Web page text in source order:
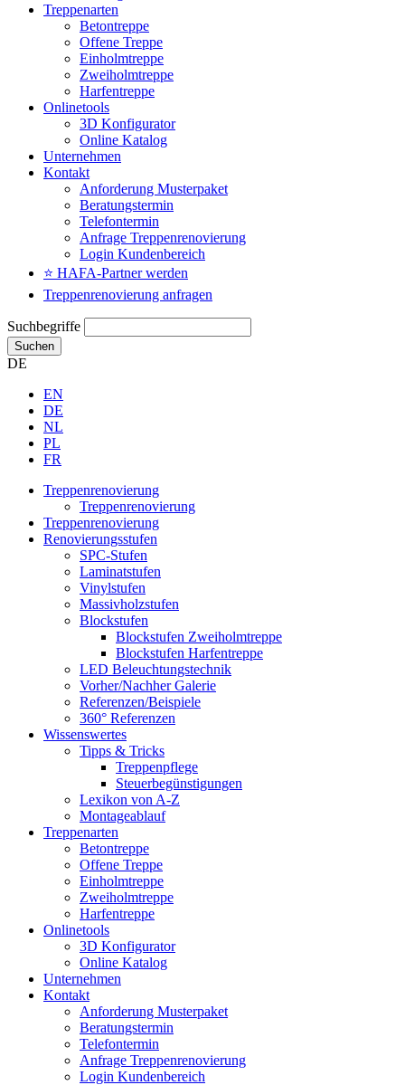
Treppenarten
Betontreppe
Offene Treppe
Einholmtreppe
Zweiholmtreppe
Harfentreppe
Onlinetools
3D Konfigurator
Online Katalog
Unternehmen
Kontakt
Anforderung Musterpaket
Beratungstermin
Telefontermin
Anfrage Treppenrenovierung
Login Kundenbereich
⭐ HAFA-Partner werden
Treppenrenovierung anfragen
Suchbegriffe
Suchen
DE
EN
DE
NL
PL
FR
Treppenrenovierung
Treppenrenovierung
Treppenrenovierung
Renovierungsstufen
SPC-Stufen
Laminatstufen
Vinylstufen
Massivholzstufen
Blockstufen
Blockstufen Zweiholmtreppe
Blockstufen Harfentreppe
LED Beleuchtungstechnik
Vorher/Nachher Galerie
Referenzen/Beispiele
360° Referenzen
Wissenswertes
Tipps & Tricks
Treppenpflege
Steuerbegünstigungen
Lexikon von A-Z
Montageablauf
Treppenarten
Betontreppe
Offene Treppe
Einholmtreppe
Zweiholmtreppe
Harfentreppe
Onlinetools
3D Konfigurator
Online Katalog
Unternehmen
Kontakt
Anforderung Musterpaket
Beratungstermin
Telefontermin
Anfrage Treppenrenovierung
Login Kundenbereich